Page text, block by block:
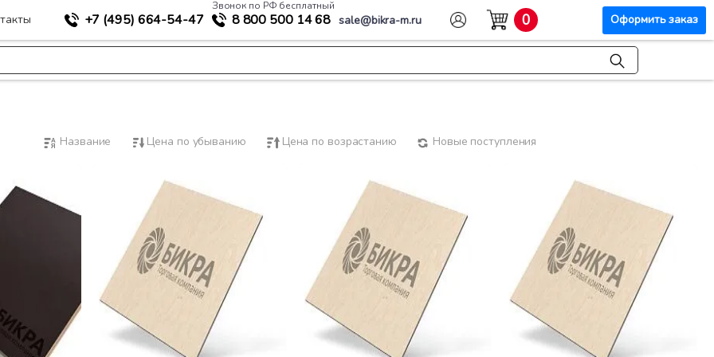
+7 (495) 664-54-47
Звонок по РФ бесплатный
8 800 500 14 68 sale@bikra-m.ru 0 Оформить заказ
Название Цена по убыванию Цена по возрастанию Новые поступления